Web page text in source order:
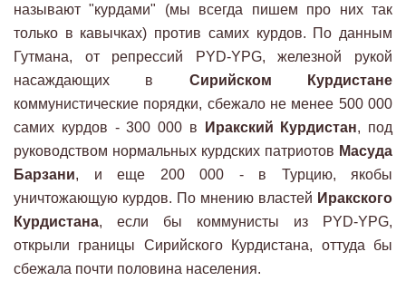
называют "курдами" (мы всегда пишем про них так
только в кавычках) против самих курдов. По данным
Гутмана, от репрессий PYD-YPG, железной рукой
насаждающих в Сирийском Курдистане
коммунистические порядки, сбежало не менее 500 000
самих курдов - 300 000 в
Иракский Курдистан, под
руководством нормальных курдских патриотов Масуда
Барзани, и еще 200 000 - в Турцию, якобы
уничтожающую курдов. По мнению властей Иракского
Курдистана, если бы коммунисты из PYD-YPG,
открыли границы Сирийского Курдистана, оттуда бы
сбежала почти половина населения.